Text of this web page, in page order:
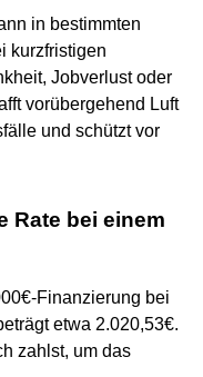
in bestimmten
kurzfristigen
Jobverlust oder
vorübergehend Luft
und schützt vor
Rate bei einem
Finanzierung bei
etwa 2.020,53€.
zahlst, um das